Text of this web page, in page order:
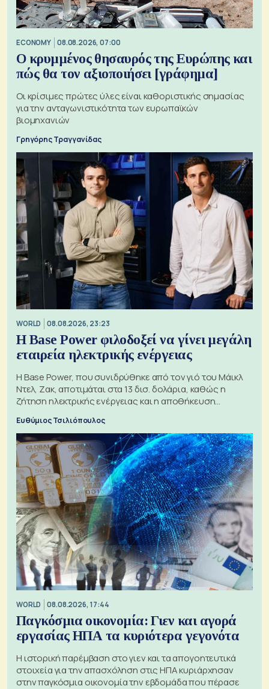
ECONOMY 08.08.2026, 07:00
Ο κρυμμένος θησαυρός της Ευρώπης και
πώς θα τον αξιοποιήσει [γράφημα]
Οι κρίσιμες πρώτες ύλες είναι καθοριστικής σημασίας
για την ανταγωνιστικότητα των ευρωπαϊκών
βιομηχανιών
Γρηγόρης Τραγγανίδας
WORLD 08.08.2026, 23:23
Η Base Power φιλοδοξεί να γίνει μεγάλη
εταιρεία ηλεκτρικής ενέργειας
Η Base Power, που συνιδρύθηκε από τον γιό του Μάικλ
Ντελ, Ζακ, αποτιμάται στα 13 δισ. δολάρια, καθώς η
ζήτηση ηλεκτρικής ενέργειας και η αποθήκευση
Ευθύμιος Τσιλιόπουλος
WORLD 08.08.2026, 17:44
Παγκόσμια οικονομία: Γιεν και αγορά
εργασίας ΗΠΑ τα κυριότερα γεγονότα
Η ιστορική παρέμβαση στο γιεν και τα απογοητευτικά
στοιχεία για την απασχόληση στις ΗΠΑ κυριάρχησαν
στην παγκόσμια οικονομία την εβδομάδα που πέρασε